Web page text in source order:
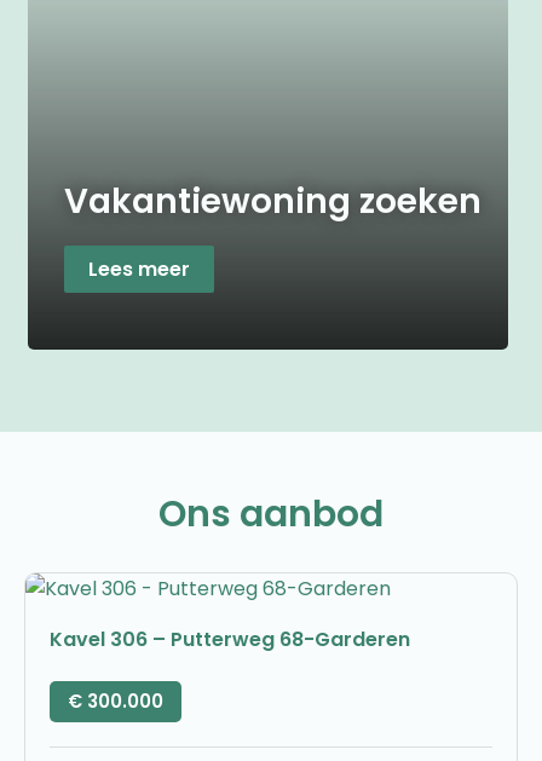
Vakantiewoning zoeken
Lees meer
Ons aanbod
Kavel 306 – Putterweg 68-Garderen
€ 300.000